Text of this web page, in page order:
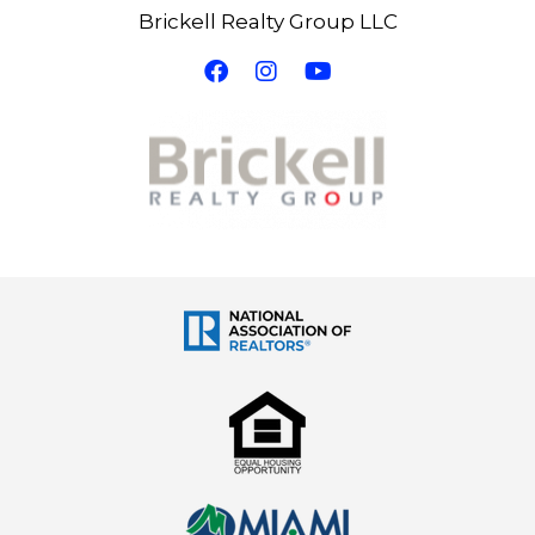
contribuir al desarrollo de comunidades vibrantes y
Haiti están en el umbral de un cambio significativo que
este crecimiento, no solo estás asegurando un futuro
financiero exitoso, sino también ayudando a dar forma
Celebridades, bienes raíces y el
boom de Miami: ¿Una coincidencia?​
https://www.tullaveenmiami.com/ecard
Brickell Realty Group LLC